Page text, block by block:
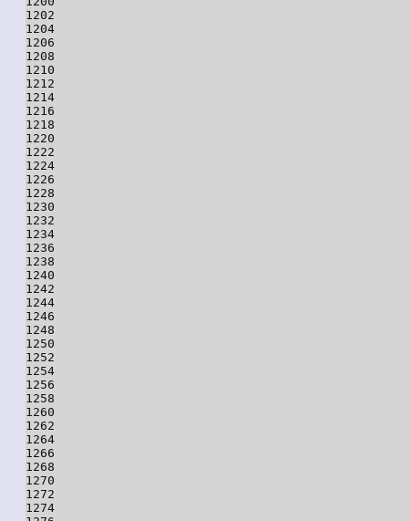
1202
1204
1206
1208
1210
1212
1214
1216
1218
1220
1222
1224
1226
1228
1230
1232
1234
1236
1238
1240
1242
1244
1246
1248
1250
1252
1254
1256
1258
1260
1262
1264
1266
1268
1270
1272
1274